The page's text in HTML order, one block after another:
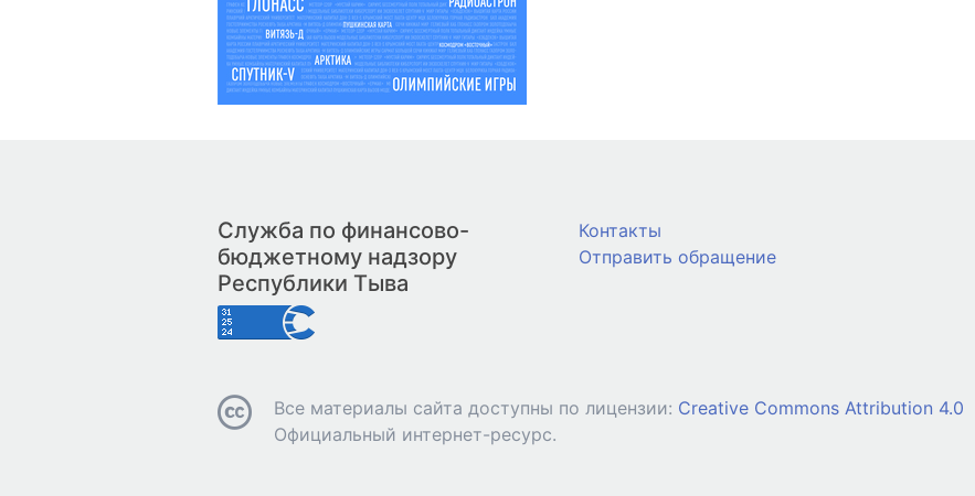
Служба по финансово-
бюджетному надзору
Республики Тыва
Контакты
Отправить обращение
Все материалы сайта доступны по лицензии: Creative Commons Attribution 4.0
Официальный интернет-ресурс.